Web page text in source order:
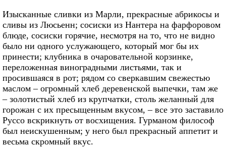
Изысканные сливки из Марли, прекрасные абрикосы и
сливы из Люсьенн; сосиски из Нантера на фарфоровом
блюде, сосиски горячие, несмотря на то, что не видно
было ни одного услужающего, который мог бы их
принести; клубника в очаровательной корзинке,
переложенная виноградными листьями, так и
просившаяся в рот; рядом со сверкавшим свежестью
маслом – огромный хлеб деревенской выпечки, там же
– золотистый хлеб из крупчатки, столь желанный для
горожан с их пресыщенным вкусом, – все это заставило
Руссо вскрикнуть от восхищения. Гурманом философ
был неискушенным; у него был прекрасный аппетит и
весьма скромный вкус.